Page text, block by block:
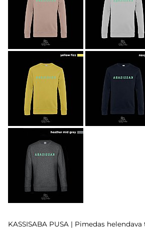
KASSISABA PUSA | Pimedas